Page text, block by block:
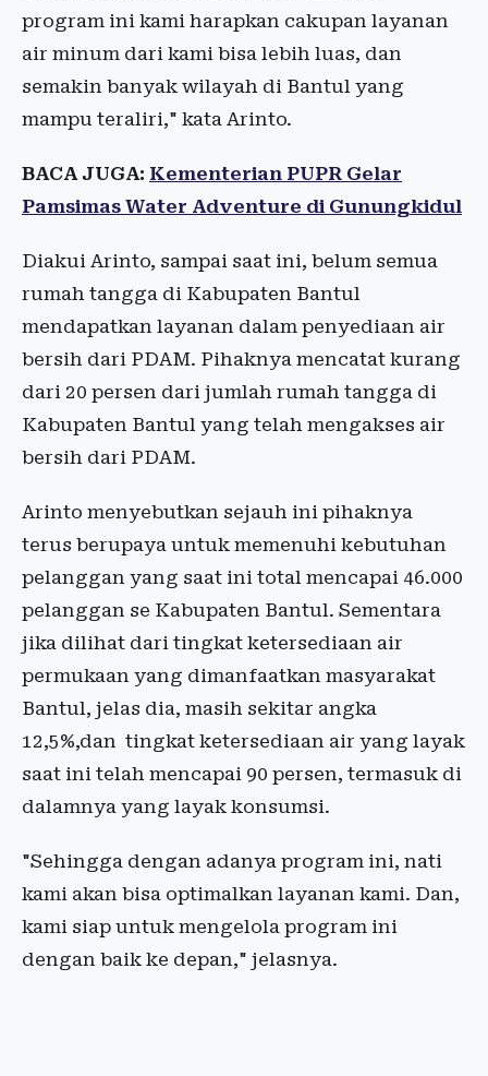
program ini kami harapkan cakupan layanan
air minum dari kami bisa lebih luas, dan
semakin banyak wilayah di Bantul yang
mampu teraliri," kata Arinto.
BACA JUGA: Kementerian PUPR Gelar
Pamsimas Water Adventure di Gunungkidul
Diakui Arinto, sampai saat ini, belum semua
rumah tangga di Kabupaten Bantul
mendapatkan layanan dalam penyediaan air
bersih dari PDAM. Pihaknya mencatat kurang
dari 20 persen dari jumlah rumah tangga di
Kabupaten Bantul yang telah mengakses air
bersih dari PDAM.
Arinto menyebutkan sejauh ini pihaknya
terus berupaya untuk memenuhi kebutuhan
pelanggan yang saat ini total mencapai 46.000
pelanggan se Kabupaten Bantul. Sementara
jika dilihat dari tingkat ketersediaan air
permukaan yang dimanfaatkan masyarakat
Bantul, jelas dia, masih sekitar angka
12,5%,dan tingkat ketersediaan air yang layak
saat ini telah mencapai 90 persen, termasuk di
dalamnya yang layak konsumsi.
"Sehingga dengan adanya program ini, nati
kami akan bisa optimalkan layanan kami. Dan,
kami siap untuk mengelola program ini
dengan baik ke depan," jelasnya.